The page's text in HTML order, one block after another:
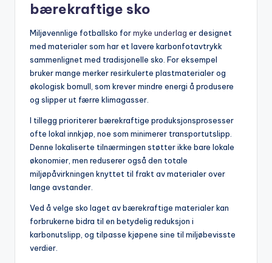
bærekraftige sko
Miljøvennlige fotballsko formyke underlag er designet
med materialer som har et lavere karbonfotavtrykk
sammenlignet med tradisjonelle sko. For eksempel
bruker mange merker resirkulerte plastmaterialer og
økologisk bomull, som krever mindre energi å produsere
og slipper ut færre klimagasser.
I tillegg prioriterer bærekraftige produksjonsprosesser
ofte lokal innkjøp, noe som minimerer transportutslipp.
Denne lokaliserte tilnærmingen støtter ikke bare lokale
økonomier, men reduserer også den totale
miljøpåvirkningen knyttet til frakt av materialer over
lange avstander.
Ved å velge sko laget av bærekraftige materialer kan
forbrukerne bidra til en betydelig reduksjon i
karbonutslipp, og tilpasse kjøpene sine til miljøbevisste
verdier.